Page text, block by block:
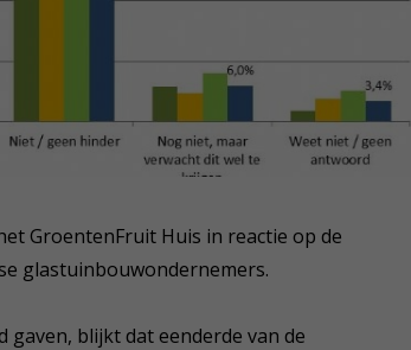
GroentenFruit Huis in reactie op de
glastuinbouwondernemers.
blijkt dat eenderde van de